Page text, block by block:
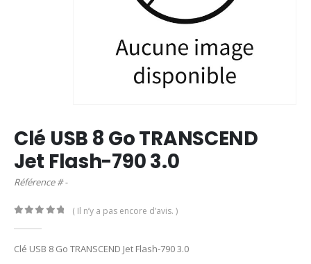
Clé USB 8 Go TRANSCEND
Jet Flash-790 3.0
Référence # -
( Il n’y a pas encore d’avis. )
Clé USB 8 Go TRANSCEND Jet Flash-790 3.0